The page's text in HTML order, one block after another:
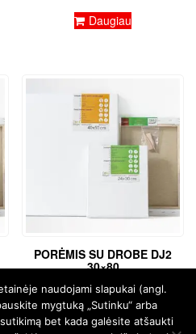
Daugiau
PORĖMIS SU DROBE DJ2
30×80
€13,27
Daugiau
naudojami slapukai (angl.
mygtuką „Sutinku“ arba
bet kada galėsite atšaukti